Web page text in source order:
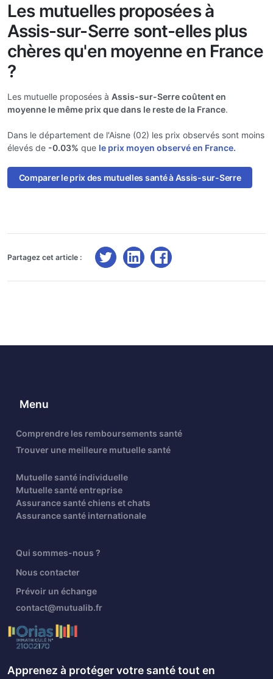
Les mutuelles proposées à
Assis-sur-Serre sont-elles plus
chères qu'en moyenne en France
?
Les mutuelle proposées à Assis-sur-Serre coûtent en
moyenne le même prix que dans le reste de la France.
Dans le département de l'Aisne (02) les prix observés sont moins
élevés de -0.03% que le prix moyen observé en France.
Comparer le prix des mutuelles santé à Assis-sur-Serre
Partagez cet article :
Menu
Comprendre les remboursements santé
Trouver une meilleure mutuelle santé
Mutuelle santé individuelle
Mutuelle santé entreprise
Assurance santé chiens et chats
Assurance santé internationale
Qui sommes-nous ?
Nous contacter
Prévoir un échange
contact@mutualib.fr
Apprenez à protéger votre santé tout en